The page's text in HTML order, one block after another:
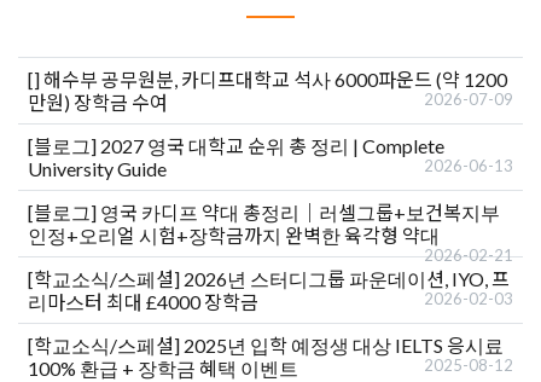
[] 해수부 공무원분, 카디프대학교 석사 6000파운드 (약 1200
만원) 장학금 수여
2026-07-09
[블로그] 2027 영국 대학교 순위 총 정리 | Complete
University Guide
2026-06-13
[블로그] 영국 카디프 약대 총정리｜러셀그룹+보건복지부
인정+오리얼 시험+장학금까지 완벽한 육각형 약대
2026-02-21
[학교소식/스페셜] 2026년 스터디그룹 파운데이션, IYO, 프
리마스터 최대 £4000 장학금
2026-02-03
[학교소식/스페셜] 2025년 입학 예정생 대상 IELTS 응시료
100% 환급 + 장학금 혜택 이벤트
2025-08-12